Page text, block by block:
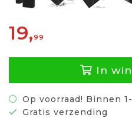
19,99
In
Op voorraad! Binnen
Gratis verzending